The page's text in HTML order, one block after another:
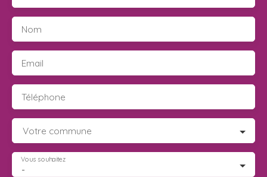
Nom
Email
Téléphone
Votre commune
-
Vous souhaitez